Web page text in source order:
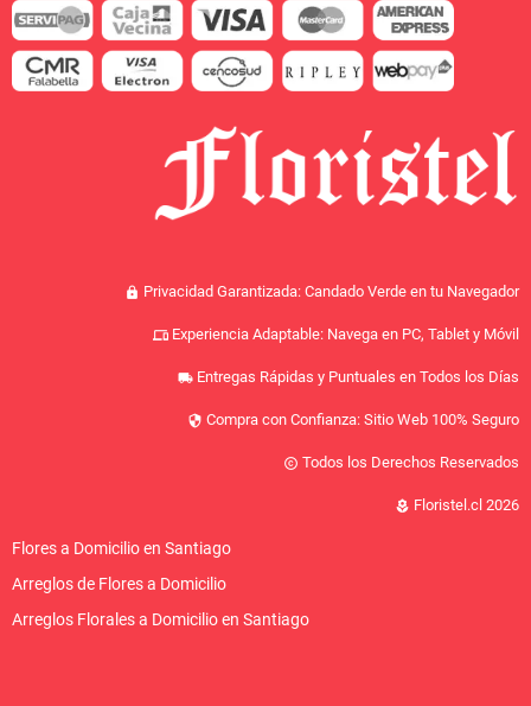
lock Privacidad Garantizada: Candado Verde en tu Navegador
devices Experiencia Adaptable: Navega en PC, Tablet y Móvil
local_shipping Entregas Rápidas y Puntuales en Todos los Días
security Compra con Confianza: Sitio Web 100% Seguro
copyright Todos los Derechos Reservados
local_florist Floristel.cl 2026
Flores a Domicilio en Santiago
Arreglos de Flores a Domicilio
Arreglos Florales a Domicilio en Santiago